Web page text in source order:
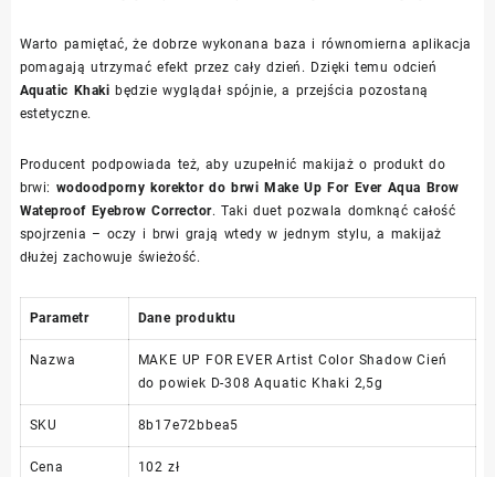
Warto pamiętać, że dobrze wykonana baza i równomierna aplikacja
pomagają utrzymać efekt przez cały dzień. Dzięki temu odcień
Aquatic Khaki będzie wyglądał spójnie, a przejścia pozostaną
estetyczne.
Producent podpowiada też, aby uzupełnić makijaż o produkt do
brwi: wodoodporny korektor do brwi Make Up For Ever Aqua Brow
Wateproof Eyebrow Corrector. Taki duet pozwala domknąć całość
spojrzenia – oczy i brwi grają wtedy w jednym stylu, a makijaż
dłużej zachowuje świeżość.
Parametr Dane produktu
Nazwa
MAKE UP FOR EVER Artist Color Shadow Cień
do powiek D-308 Aquatic Khaki 2,5g
SKU 8b17e72bbea5
Cena 102 zł